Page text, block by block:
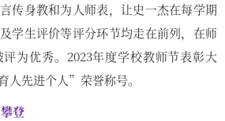
传身教和为人师表，让史一杰在每学期
学生评价等评分环节均走在前列，在师
为优秀。2023年度学校教师节表彰大
先进个人”荣誉称号。
登